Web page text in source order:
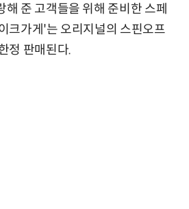
준 고객들을 위해 준비한 스페
크가게'는 오리지널의 스핀오프
정 판매된다.